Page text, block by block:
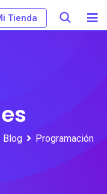
Tienda
Blog
Programación